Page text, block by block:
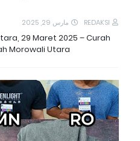
REDAKSI مارس 29, 2025
29 Maret 2025 – Curah
Morowali Utara …